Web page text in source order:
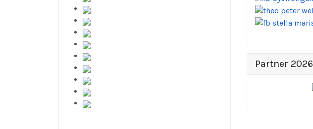
Partner 2026